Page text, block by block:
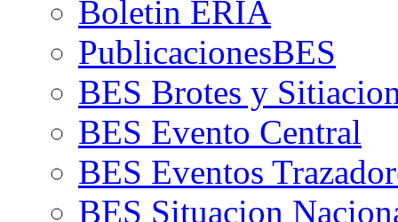
Boletin ERIA
PublicacionesBES
BES Brotes y
BES Evento Central
BES Eventos
BES Situacion